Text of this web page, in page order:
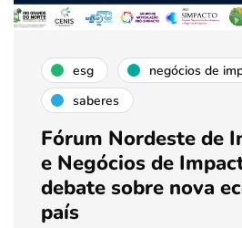
esg
negócios de
saberes
Fórum Nordeste de
e Negócios de
debate sobre nova
país